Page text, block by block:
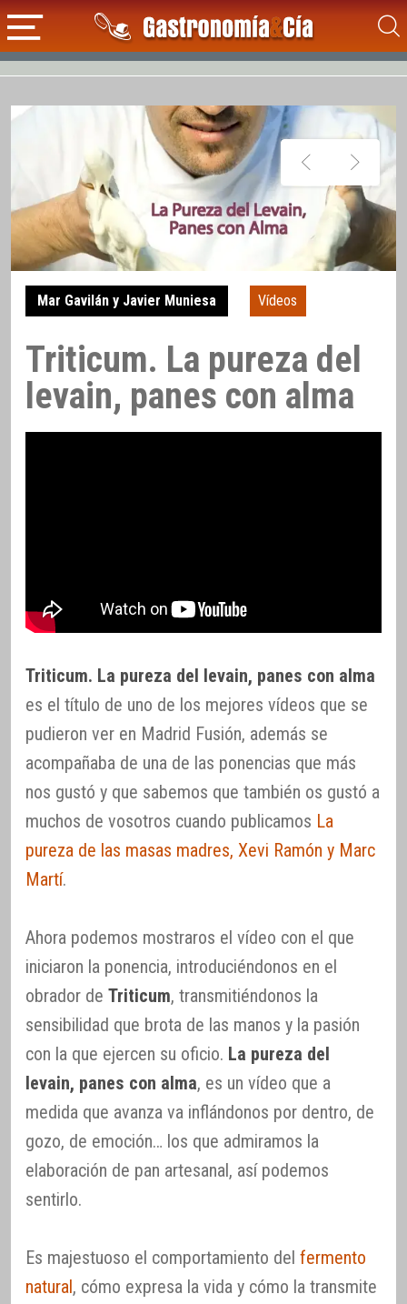
Mar Gavilán y Javier Muniesa Vídeos
Triticum. La pureza del
levain, panes con alma
Triticum. La pureza del levain, panes con alma
es el título de uno de los mejores vídeos que se
pudieron ver en Madrid Fusión, además se
acompañaba de una de las ponencias que más
nos gustó y que sabemos que también os gustó a
muchos de vosotros cuando publicamos La
pureza de las masas madres, Xevi Ramón y Marc
Martí.
Ahora podemos mostraros el vídeo con el que
iniciaron la ponencia, introduciéndonos en el
obrador de Triticum, transmitiéndonos la
sensibilidad que brota de las manos y la pasión
con la que ejercen su oficio. La pureza del
levain, panes con alma, es un vídeo que a
medida que avanza va inflándonos por dentro, de
gozo, de emoción… los que admiramos la
elaboración de pan artesanal, así podemos
sentirlo.
Es majestuoso el comportamiento del fermento
natural, cómo expresa la vida y cómo la transmite